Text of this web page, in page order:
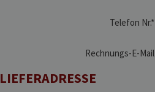
Telefon Nr.*
Rechnungs-E-Mail
LIEFERADRESSE